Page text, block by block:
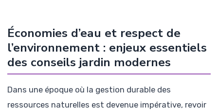
Économies d’eau et respect de
l’environnement : enjeux essentiels
des conseils jardin modernes
Dans une époque où la gestion durable des
ressources naturelles est devenue impérative, revoir